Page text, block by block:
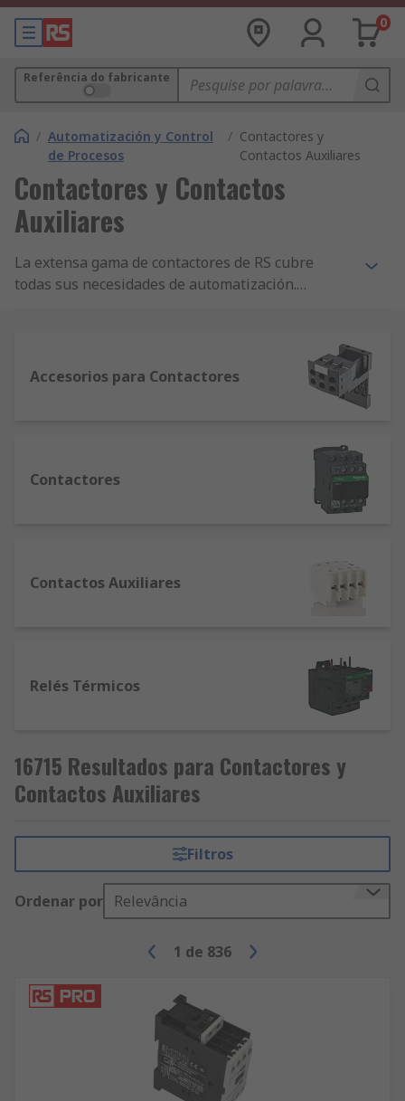
0
Referência do fabricante
/ Automatización y Control
de Procesos
/ Contactores y
Contactos Auxiliares
Contactores y Contactos
Auxiliares
La extensa gama de contactores de RS cubre
todas sus necesidades de automatización.
así que puede estar seguro de encontrar todo lo
que necesita para mantener su negocio en
marcha, incluyendo contactores, sobrecarga y
Accesorios para Contactores
Contactores
Contactos Auxiliares
Relés Térmicos
16715 Resultados para Contactores y
Contactos Auxiliares
Filtros
Ordenar por Relevância
1 de 836